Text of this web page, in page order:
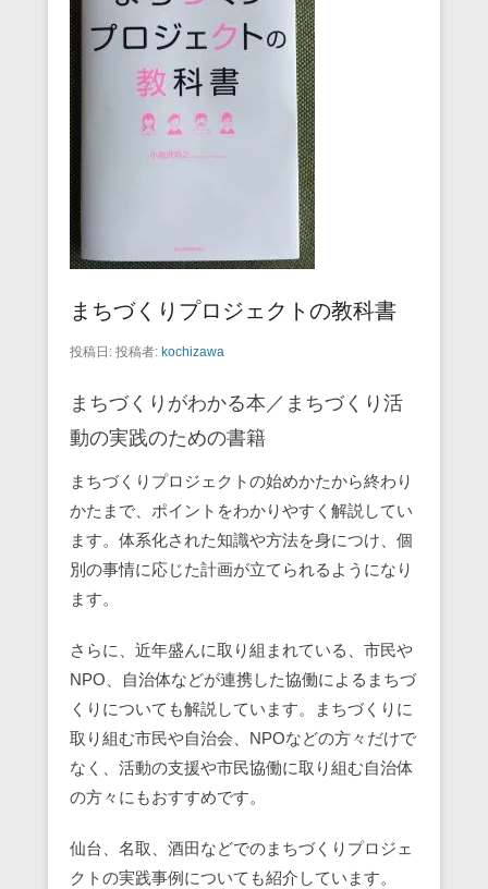
まちづくりプロジェクトの教科書
投稿日: 投稿者: kochizawa
まちづくりがわかる本／まちづくり活
動の実践のための書籍
まちづくりプロジェクトの始めかたから終わり
かたまで、ポイントをわかりやすく解説してい
ます。体系化された知識や方法を身につけ、個
別の事情に応じた計画が立てられるようになり
ます。
さらに、近年盛んに取り組まれている、市民や
NPO、自治体などが連携した協働によるまちづ
くりについても解説しています。まちづくりに
取り組む市民や自治会、NPOなどの方々だけで
なく、活動の支援や市民協働に取り組む自治体
の方々にもおすすめです。
仙台、名取、酒田などでのまちづくりプロジェ
クトの実践事例についても紹介しています。